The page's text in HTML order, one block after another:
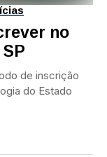
no
de inscrição
do Estado